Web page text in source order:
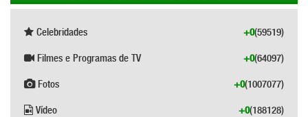
Celebridades (59519)
+0
Filmes e Programas de TV (64097)
+0
Fotos (1007077)
+0
Vídeo (188128)
+0